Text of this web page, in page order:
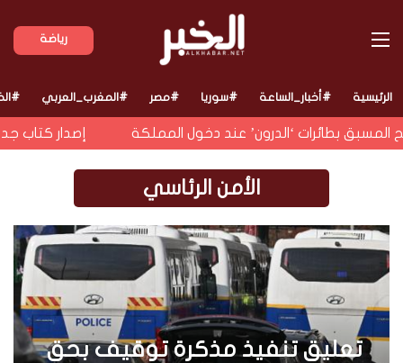
رياضة القائمة
الرئيسية #أخبار_الساعة #سوريا #مصر #المغرب_العربي
المسبق بطائرات ‘الدرون’ عند دخول المملكة إصدار كتاب
الأمن الرئاسي
تعليق تنفيذ مذكرة توقيف بحق